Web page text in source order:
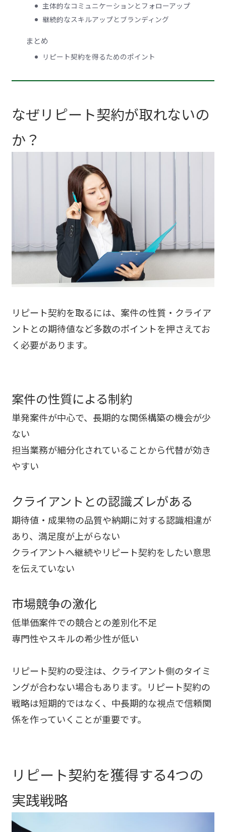
主体的なコミュニケーションとフォローアップ
継続的なスキルアップとブランディング
まとめ
リピート契約を得るためのポイント
なぜリピート契約が取れないの
か？
リピート契約を取るには、案件の性質・クライア
ントとの期待値など多数のポイントを押さえてお
く必要があります。
案件の性質による制約
単発案件が中心で、長期的な関係構築の機会が少
ない
担当業務が細分化されていることから代替が効き
やすい
クライアントとの認識ズレがある
期待値・成果物の品質や納期に対する認識相違が
あり、満足度が上がらない
クライアントへ継続やリピート契約をしたい意思
を伝えていない
市場競争の激化
低単価案件での競合との差別化不足
専門性やスキルの希少性が低い
リピート契約の受注は、クライアント側のタイミ
ングが合わない場合もあります。リピート契約の
戦略は短期的ではなく、中長期的な視点で信頼関
係を作っていくことが重要です。
リピート契約を獲得する4つの
実践戦略